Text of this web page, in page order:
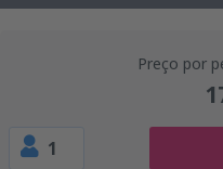
Preço por
1